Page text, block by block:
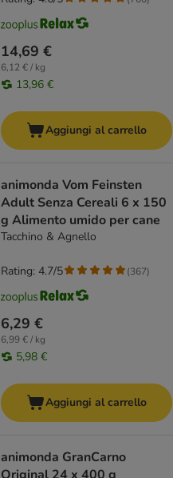
14,69 €
6,12 € / kg
13,96 €
Aggiungi al carrello
animonda Vom Feinsten
Adult Senza Cereali 6 x 150
g Alimento umido per cane
Tacchino & Agnello
6,29 €
6,99 € / kg
5,98 €
Rating: 4.7/5 (367)
Aggiungi al carrello
animonda GranCarno